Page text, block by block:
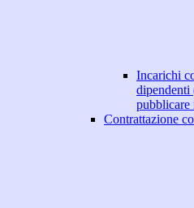
Incarichi
dipendenti
pubblicare
Contrattazione